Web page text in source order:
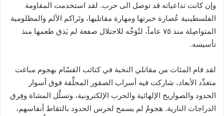
وإن كانت تداعياته قد توصل الى حرب. لقد استخدمت المقاومة
الفلسطينية عُصارة خبرتها ومهارة مقاتليها، وتَراكم الألم والمظلومية
المتواصِلة منذ ٧٥ عاماً، لتُوَجِّه للاحتلال صفعة لم يَذق طعمها منذ
تأسيسه.
لقد قام المئات من مقاتلي النخبة في كتائب القسّام بهجوم مباغت
متعدِّد الأبعاد، شاركت فيه أسراب الصقور المحلِّقة فوق أسوار
الحدود والصواريخ الإلهائية والحرب الإلكترونية، وتسلَّل المشاة وفِرق
الدراجات النارية. هجومٌ لم يسمح لحرس الحدود بالتقاط أنفاسهم،